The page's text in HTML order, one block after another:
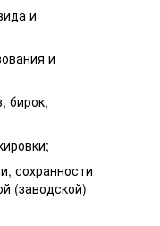
и
и
бирок,
сохранности
(заводской)